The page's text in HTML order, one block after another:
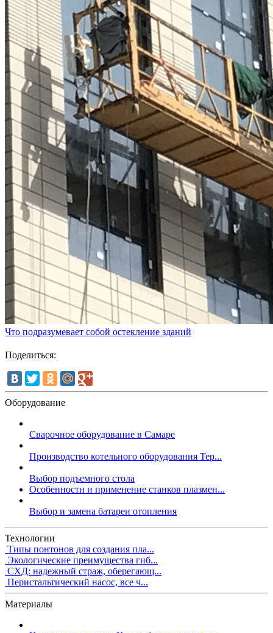
Что подразумевает собой остекление зданий
Поделиться:
Оборудование
Сварочное оборудование в Самаре
Производство котельного оборудования Тер...
Выбор подъемного стола
Особенности и применение станков плазмен...
Выбор и замена батареи отопления
Технологии
Типы понтонов для создания пла...
Экологические преимущества гиб...
СХД: надежный страж, оберегающ...
Перистальтический насос, все ч...
Материалы